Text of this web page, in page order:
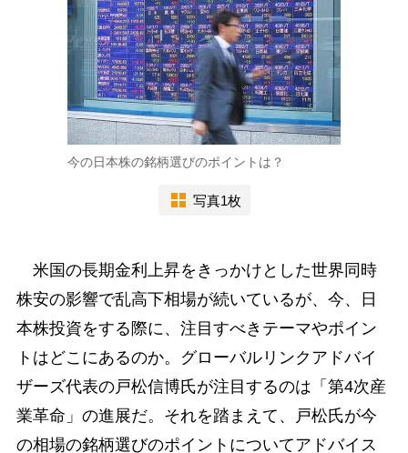
今の日本株の銘柄選びのポイントは？
写真1枚
米国の長期金利上昇をきっかけとした世界同時
株安の影響で乱高下相場が続いているが、今、日
本株投資をする際に、注目すべきテーマやポイン
トはどこにあるのか。グローバルリンクアドバイ
ザーズ代表の戸松信博氏が注目するのは「第4次産
業革命」の進展だ。それを踏まえて、戸松氏が今
の相場の銘柄選びのポイントについてアドバイス